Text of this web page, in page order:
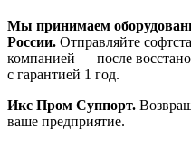
Мы принимаем
России. Отправляйте
компанией — после
с гарантией 1 год.
Икс Пром Суппорт.
ваше предприятие.